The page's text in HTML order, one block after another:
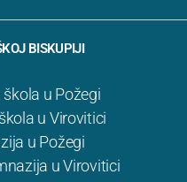
BISKUPIJI
u Požegi
u Virovitici
u Požegi
u Virovitici